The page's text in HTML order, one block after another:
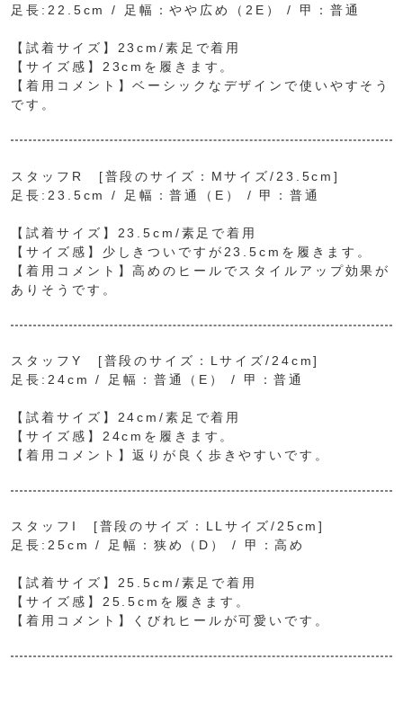
足長:22.5cm / 足幅：やや広め（2E） / 甲：普通
【試着サイズ】23cm/素足で着用
【サイズ感】23cmを履きます。
【着用コメント】ベーシックなデザインで使いやすそう
です。
スタッフR [普段のサイズ：Mサイズ/23.5cm]
足長:23.5cm / 足幅：普通（E） / 甲：普通
【試着サイズ】23.5cm/素足で着用
【サイズ感】少しきついですが23.5cmを履きます。
【着用コメント】高めのヒールでスタイルアップ効果が
ありそうです。
スタッフY [普段のサイズ：Lサイズ/24cm]
足長:24cm / 足幅：普通（E） / 甲：普通
【試着サイズ】24cm/素足で着用
【サイズ感】24cmを履きます。
【着用コメント】返りが良く歩きやすいです。
スタッフI [普段のサイズ：LLサイズ/25cm]
足長:25cm / 足幅：狭め（D） / 甲：高め
【試着サイズ】25.5cm/素足で着用
【サイズ感】25.5cmを履きます。
【着用コメント】くびれヒールが可愛いです。